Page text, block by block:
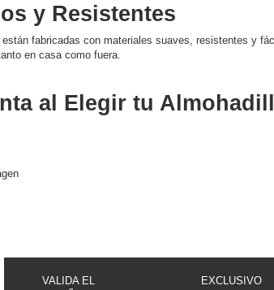
y Resistentes
fabricadas con materiales suaves, resistentes y
en casa como fuera.
al Elegir tu
VALIDA EL
EXCLUSIVO